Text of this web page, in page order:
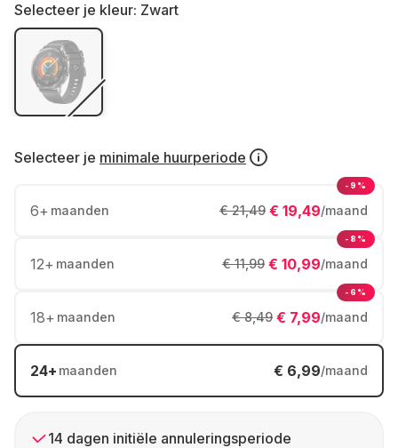
Selecteer je kleur: Zwart
Selecteer je minimale huurperiode
6+ maanden € 19,49/maand
€ 21,49
-9%
12+ maanden € 10,99/maand
€ 11,99
-8%
18+ maanden € 7,99/maand
€ 8,49
-6%
24+ maanden € 6,99/maand
14 dagen initiële annuleringsperiode